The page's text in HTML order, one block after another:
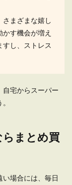
さまざまな嬉し
す機会が増え
すし、ストレス
自宅からスーパー
まとめ買
場合には、毎日